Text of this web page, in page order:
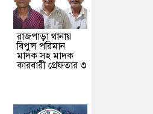
রাজপাড়া থানায়
বিপুল পরিমান
মাদক সহ মাদক
কারবারী গ্রেফতার ৩